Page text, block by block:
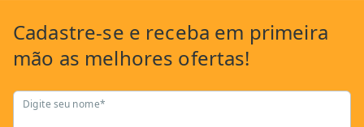
Cadastre-se e receba em primeira
mão as melhores ofertas!
Digite seu nome*